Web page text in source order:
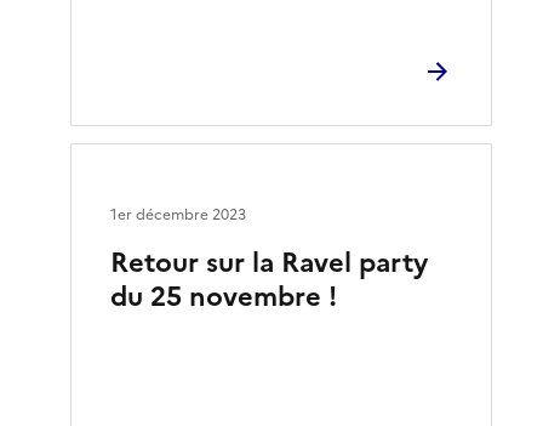
Retour sur la Ravel party
du 25 novembre !
1er décembre 2023